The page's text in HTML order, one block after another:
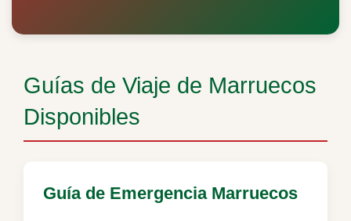
Guías de Viaje de Marruecos
Disponibles
Guía de Emergencia Marruecos